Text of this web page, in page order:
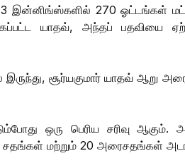
இன்னிங்ஸ்களில் 270 ஓட்டங்கள்
யாதவ், அந்தப் பதவியை
சூர்யகுமார் யாதவ் ஆறு
ஒரு பெரிய சரிவு
சதங்கள் மற்றும் 20 அரைசதங்கள்